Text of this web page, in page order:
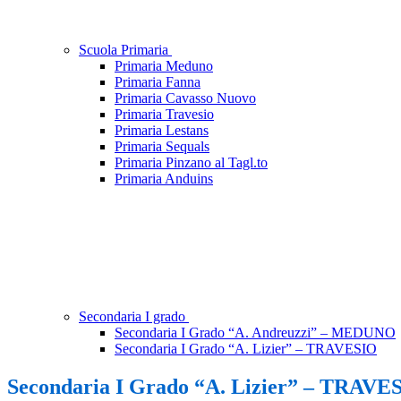
Scuola Primaria
Primaria Meduno
Primaria Fanna
Primaria Cavasso Nuovo
Primaria Travesio
Primaria Lestans
Primaria Sequals
Primaria Pinzano al Tagl.to
Primaria Anduins
Secondaria I grado
Secondaria I Grado “A. Andreuzzi” – MEDUNO
Secondaria I Grado “A. Lizier” – TRAVESIO
Secondaria I Grado “A. Lizier” –